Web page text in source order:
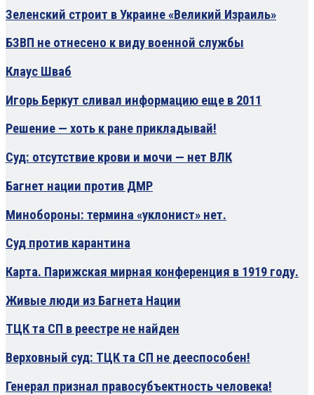
Зеленский строит в Украине «Великий Израиль»
БЗВП не отнесено к виду военной службы
Клаус Шваб
Игорь Беркут сливал информацию еще в 2011
Решение — хоть к ране прикладывай!
Суд: отсутствие крови и мочи — нет ВЛК
Багнет нации против ДМР
Минобороны: термина «уклонист» нет.
Суд против карантина
Карта. Парижская мирная конференция в 1919 году.
Живые люди из Багнета Нации
ТЦК та СП в реестре не найден
Верховный суд: ТЦК та СП не дееспособен!
Генерал признал правосубъектность человека!